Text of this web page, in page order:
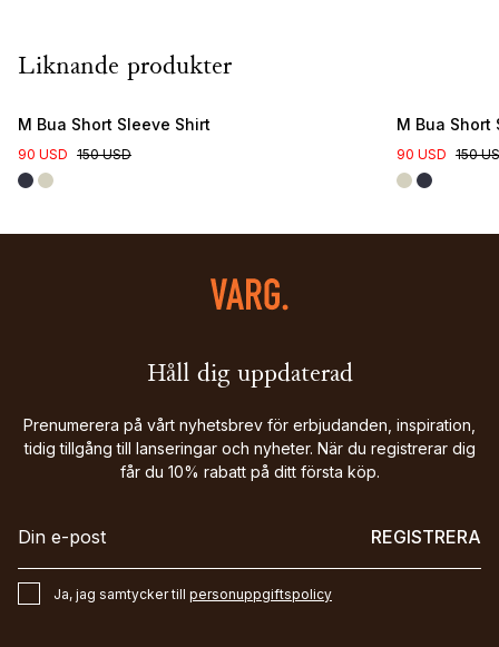
Liknande produkter
M Bua Short Sleeve Shirt
90 USD 150 USD
M Bua Short
90 USD 150
Håll dig uppdaterad
Prenumerera på vårt nyhetsbrev för erbjudanden, inspiration,
tidig tillgång till lanseringar och nyheter. När du registrerar dig
får du 10% rabatt på ditt första köp.
REGISTRERA
Ja, jag samtycker till personuppgiftspolicy